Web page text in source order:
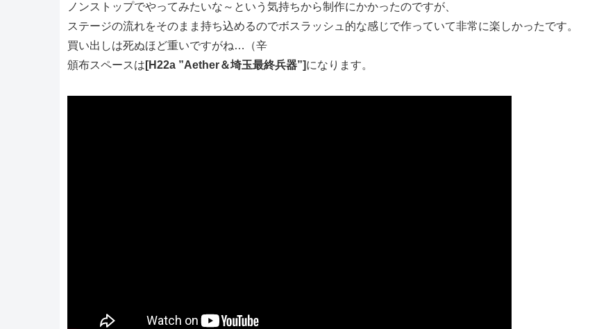
ノンストップでやってみたいな～という気持ちから制作にかかったのですが、
ステージの流れをそのまま持ち込めるのでボスラッシュ的な感じで作っていて非常に楽しかったです。
買い出しは死ぬほど重いですがね…（辛
頒布スペースは [H22a ”Aether＆埼玉最終兵器”]になります。